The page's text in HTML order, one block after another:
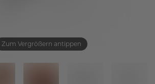
Zum Vergrößern antippen